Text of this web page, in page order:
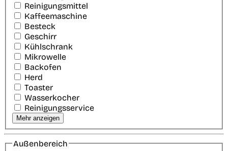
Reinigungsmittel
Kaffeemaschine
Besteck
Geschirr
Kühlschrank
Mikrowelle
Backofen
Herd
Toaster
Wasserkocher
Reinigungsservice
Mehr anzeigen
Außenbereich